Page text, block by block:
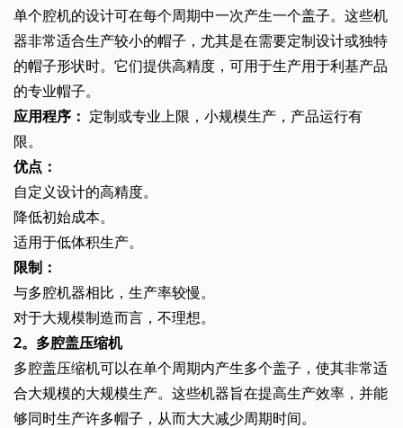
单个腔机的设计可在每个周期中一次产生一个盖子。这些机
器非常适合生产较小的帽子，尤其是在需要定制设计或独特
的帽子形状时。它们提供高精度，可用于生产用于利基产品
的专业帽子。
应用程序： 定制或专业上限，小规模生产，产品运行有
限。
优点：
自定义设计的高精度。
降低初始成本。
适用于低体积生产。
限制：
与多腔机器相比，生产率较慢。
对于大规模制造而言，不理想。
2。多腔盖压缩机
多腔盖压缩机可以在单个周期内产生多个盖子，使其非常适
合大规模的大规模生产。这些机器旨在提高生产效率，并能
够同时生产许多帽子，从而大大减少周期时间。